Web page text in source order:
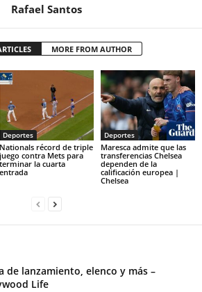
Rafael Santos
MORE FROM AUTHOR
Deportes
Nationals récord de triple
juego contra Mets para
la cuarta
entrada
Deportes
Maresca admite que las
transferencias Chelsea
dependen de la
calificación europea |
Chelsea
de lanzamiento, elenco y más –
Life